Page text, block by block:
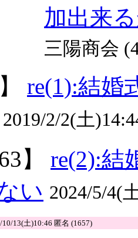
加出来
三陽商会
re(1):結婚
2019/2/2(土
】
re(2):結
い 2024/5/4(
10/13(土)10:46 匿名 (1657)